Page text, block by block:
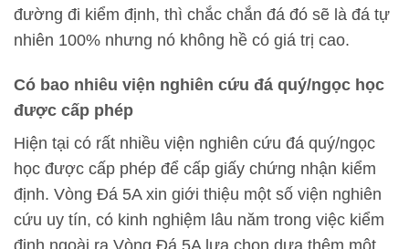
đường đi kiểm định, thì chắc chắn đá đó sẽ là đá tự
nhiên 100% nhưng nó không hề có giá trị cao.
Có bao nhiêu viện nghiên cứu đá quý/ngọc học
được cấp phép
Hiện tại có rất nhiều viện nghiên cứu đá quý/ngọc
học được cấp phép để cấp giấy chứng nhận kiểm
định. Vòng Đá 5A xin giới thiệu một số viện nghiên
cứu uy tín, có kinh nghiệm lâu năm trong việc kiểm